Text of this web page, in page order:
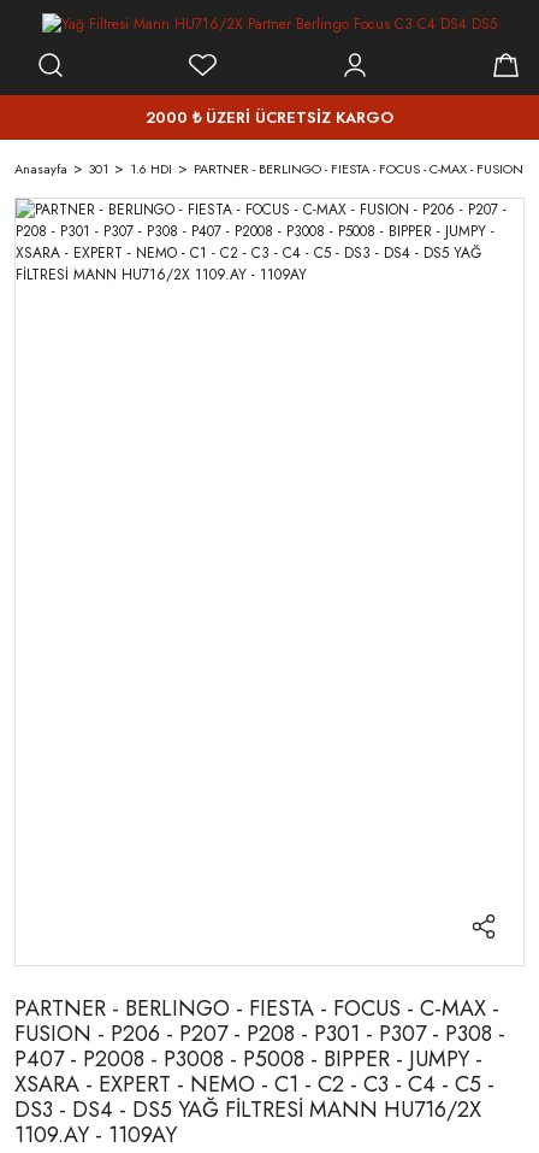
2000 ₺ ÜZERİ ÜCRETSİZ KARGO
Anasayfa 301 1.6 HDI PARTNER - BERLINGO - FIESTA - FOCUS - C-MAX -
PARTNER - BERLINGO - FIESTA - FOCUS - C-MAX -
FUSION - P206 - P207 - P208 - P301 - P307 - P308 -
P407 - P2008 - P3008 - P5008 - BIPPER - JUMPY -
XSARA - EXPERT - NEMO - C1 - C2 - C3 - C4 - C5 -
DS3 - DS4 - DS5 YAĞ FİLTRESİ MANN HU716/2X
1109.AY - 1109AY